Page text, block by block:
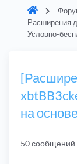
Расширения
Условно-
на
50 сообщений